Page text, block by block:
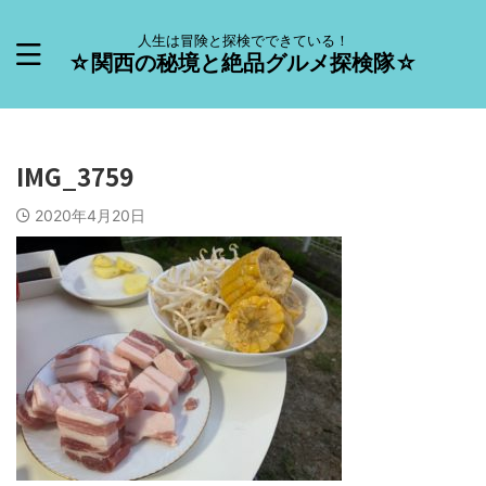
人生は冒険と探検でできている！
☆関西の秘境と絶品グルメ探検隊☆
IMG_3759
2020年4月20日